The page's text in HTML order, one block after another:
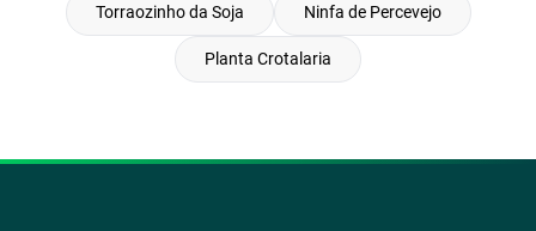
Torraozinho da Soja Ninfa de Percevejo
Planta Crotalaria